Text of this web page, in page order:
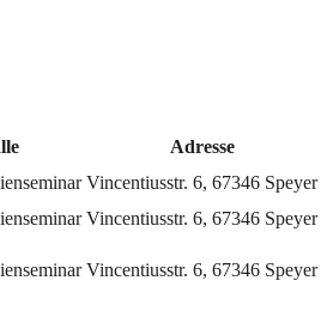
Adresse
Vincentiusstr. 6, 67346 Speyer
Vincentiusstr. 6, 67346 Speyer
Vincentiusstr. 6, 67346 Speyer